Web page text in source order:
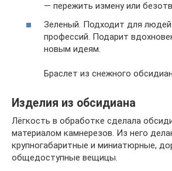
— пережить измену или
Зеленый. Подходит для людей
профессий. Подарит
новым идеям.
Браслет из снежного
Изделия из обсидиана
Лёгкость в обработке сделала
материалом камнерезов. Из него
крупногабаритные и миниатюрные,
общедоступные вещицы.